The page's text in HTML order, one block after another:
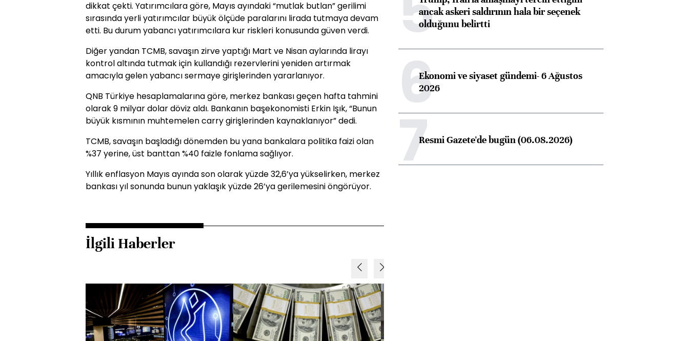
dikkat çekti. Yatırımcılara göre, Mayıs ayındaki “mutlak butlan” gerilimi
sırasında yerli yatırımcılar büyük ölçüde paralarını lirada tutmaya devam
etti. Bu durum yabancı yatırımcılara kur riskleri konusunda güven verdi.
Diğer yandan TCMB, savaşın zirve yaptığı Mart ve Nisan aylarında lirayı
kontrol altında tutmak için kullandığı rezervlerini yeniden artırmak
amacıyla gelen yabancı sermaye girişlerinden yararlanıyor.
QNB Türkiye hesaplamalarına göre, merkez bankası geçen hafta tahmini
olarak 9 milyar dolar döviz aldı. Bankanın başekonomisti Erkin Işık, “Bunun
büyük kısmının muhtemelen carry girişlerinden kaynaklanıyor” dedi.
TCMB, savaşın başladığı dönemden bu yana bankalara politika faizi olan
%37 yerine, üst banttan %40 faizle fonlama sağlıyor.
Yıllık enflasyon Mayıs ayında son olarak yüzde 32,6’ya yükselirken, merkez
bankası yıl sonunda bunun yaklaşık yüzde 26’ya gerilemesini öngörüyor.
İlgili Haberler
ancak askeri saldırının hala bir seçenek
olduğunu belirtti
6Ekonomi ve siyaset gündemi- 6 Ağustos
2026
7Resmi Gazete'de bugün (06.08.2026)